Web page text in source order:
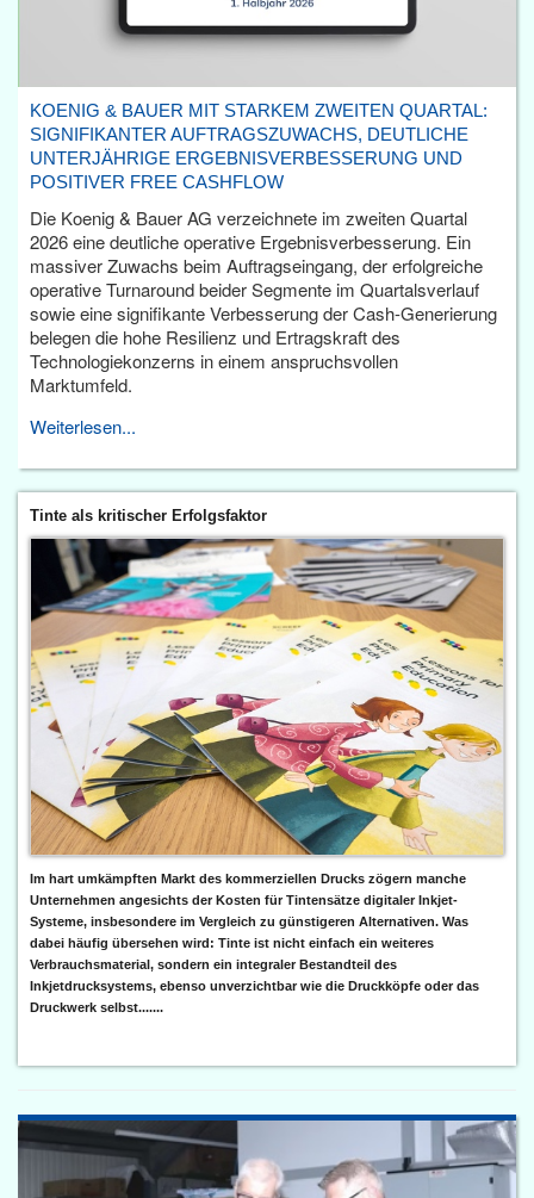
KOENIG & BAUER MIT STARKEM ZWEITEN QUARTAL:
SIGNIFIKANTER AUFTRAGSZUWACHS, DEUTLICHE
UNTERJÄHRIGE ERGEBNISVERBESSERUNG UND
POSITIVER FREE CASHFLOW
Die Koenig & Bauer AG verzeichnete im zweiten Quartal
2026 eine deutliche operative Ergebnisverbesserung. Ein
massiver Zuwachs beim Auftragseingang, der erfolgreiche
operative Turnaround beider Segmente im Quartalsverlauf
sowie eine signifikante Verbesserung der Cash-Generierung
belegen die hohe Resilienz und Ertragskraft des
Technologiekonzerns in einem anspruchsvollen
Marktumfeld.
Weiterlesen...
Tinte als kritischer Erfolgsfaktor
Im hart umkämpften Markt des kommerziellen Drucks zögern manche
Unternehmen angesichts der Kosten für Tintensätze digitaler Inkjet-
Systeme, insbesondere im Vergleich zu günstigeren Alternativen. Was
dabei häufig übersehen wird: Tinte ist nicht einfach ein weiteres
Verbrauchsmaterial, sondern ein integraler Bestandteil des
Inkjetdrucksystems, ebenso unverzichtbar wie die Druckköpfe oder das
Druckwerk selbst.......